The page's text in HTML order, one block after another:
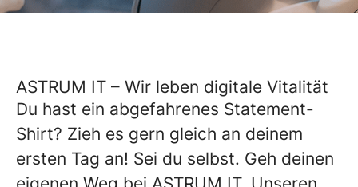
ASTRUM IT – Wir leben digitale Vitalität
Du hast ein abgefahrenes Statement-
Shirt? Zieh es gern gleich an deinem
ersten Tag an! Sei du selbst. Geh deinen